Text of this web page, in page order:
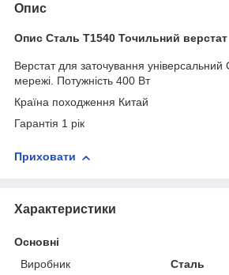
Опис
Опис Сталь Т1540 Точильний верстат
Верстат для заточування універсальний
мережі. Потужність 400 Вт
Країна походження Китай
Гарантія 1 рік
Приховати
Характеристики
Основні
Виробник
Сталь